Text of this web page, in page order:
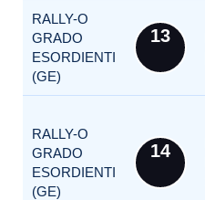
RALLY-O
GRADO
ESORDIENTI
(GE)
13
RALLY-O
GRADO
ESORDIENTI
(GE)
14